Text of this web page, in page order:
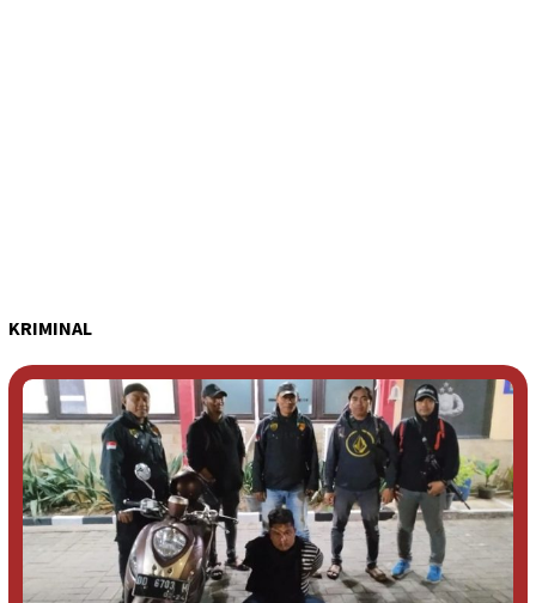
KRIMINAL